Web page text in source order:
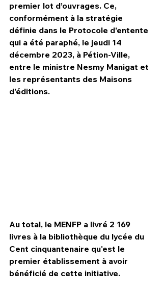
premier lot d’ouvrages. Ce,
conformément à la stratégie
définie dans le Protocole d’entente
qui a été paraphé, le jeudi 14
décembre 2023, à Pétion-Ville,
entre le ministre Nesmy Manigat et
les représentants des Maisons
d’éditions.
Au total, le MENFP a livré 2 169
livres à la bibliothèque du lycée du
Cent cinquantenaire qu'est le
premier établissement à avoir
bénéficié de cette initiative.